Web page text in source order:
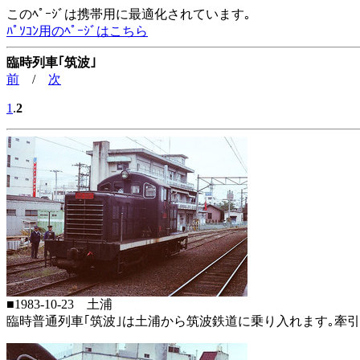
このﾍﾟｰｼﾞは携帯用に最適化されています｡
ﾊﾟｿｺﾝ用のﾍﾟｰｼﾞはこちら
臨時列車｢筑波｣
前 / 次
1 .2
■1983-10-23 土浦
臨時普通列車｢筑波｣は土浦から筑波鉄道に乗り入れます｡牽